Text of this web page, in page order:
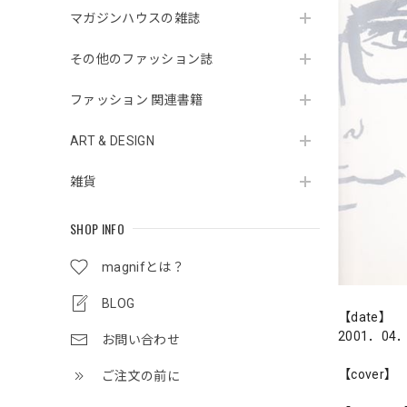
マガジンハウスの雑誌
その他のファッション誌
ファッション 関連書籍
ART & DESIGN
雑貨
SHOP INFO
magnifとは？
BLOG
お問い合わせ
ご注文の前に
【date】
2001．04
【cover】